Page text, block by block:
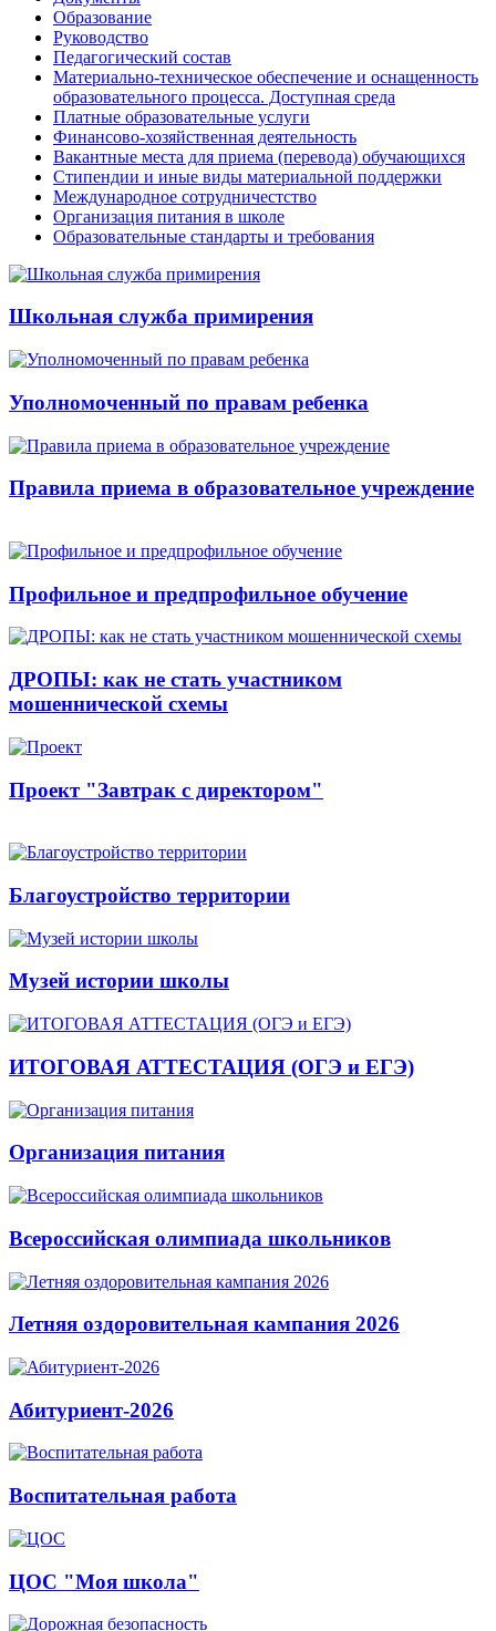
Образование
Руководство
Педагогический состав
Материально-техническое обеспечение и оснащенность
образовательного процесса. Доступная среда
Платные образовательные услуги
Финансово-хозяйственная деятельность
Вакантные места для приема (перевода) обучающихся
Стипендии и иные виды материальной поддержки
Международное сотрудничестство
Организация питания в школе
Образовательные стандарты и требования
Школьная служба примирения
Уполномоченный по правам ребенка
Правила приема в образовательное учреждение
Профильное и предпрофильное обучение
ДРОПЫ: как не стать участником
мошеннической схемы
Проект "Завтрак с директором"
Благоустройство территории
Музей истории школы
ИТОГОВАЯ АТТЕСТАЦИЯ (ОГЭ и ЕГЭ)
Организация питания
Всероссийская олимпиада школьников
Летняя оздоровительная кампания 2026
Абитуриент-2026
Воспитательная работа
ЦОС "Моя школа"